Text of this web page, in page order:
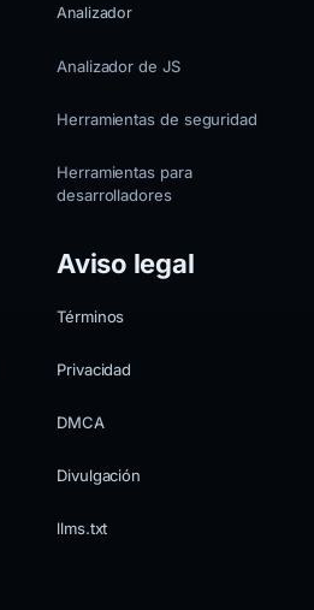
Analizador
Analizador de JS
Herramientas de seguridad
Herramientas para
desarrolladores
Aviso legal
Términos
Privacidad
DMCA
Divulgación
llms.txt